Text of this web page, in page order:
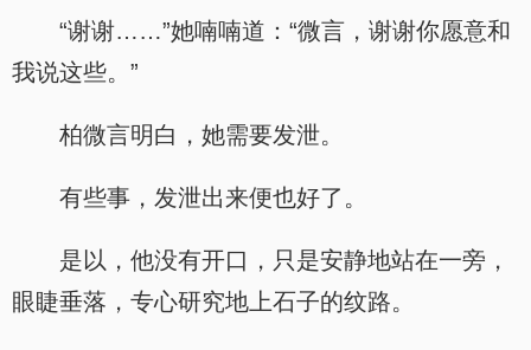
“谢谢……”她喃喃道：“微言，谢谢你愿意和
我说这些。”
柏微言明白，她需要发泄。
有些事，发泄出来便也好了。
是以，他没有开口，只是安静地站在一旁，
眼睫垂落，专心研究地上石子的纹路。